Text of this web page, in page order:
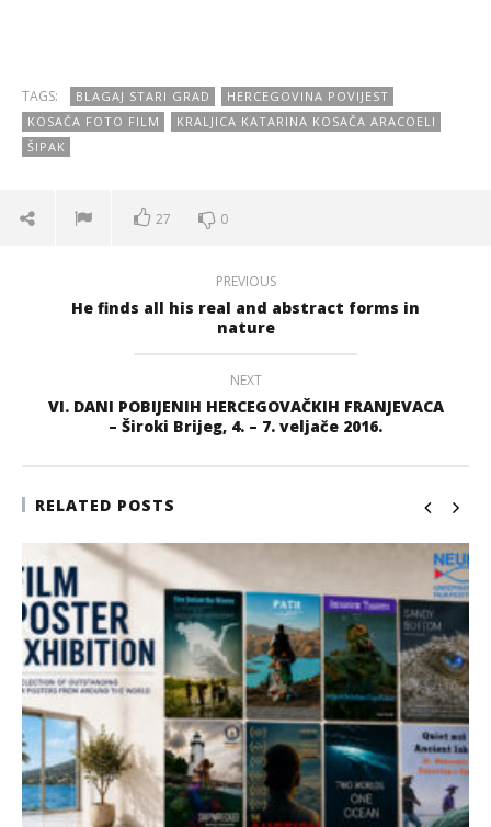
TAGS: BLAGAJ STARI GRAD
HERCEGOVINA POVIJEST
KOSAČA FOTO FILM
KRALJICA KATARINA KOSAČA ARACOELI
ŠIPAK
27 0
PREVIOUS
He finds all his real and abstract forms in
nature
NEXT
VI. DANI POBIJENIH HERCEGOVAČKIH FRANJEVACA
– Široki Brijeg, 4. – 7. veljače 2016.
RELATED POSTS